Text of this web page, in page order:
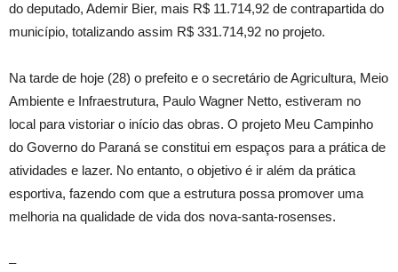
do deputado, Ademir Bier, mais R$ 11.714,92 de contrapartida do
município, totalizando assim R$ 331.714,92 no projeto.
Na tarde de hoje (28) o prefeito e o secretário de Agricultura, Meio
Ambiente e Infraestrutura, Paulo Wagner Netto, estiveram no
local para vistoriar o início das obras. O projeto Meu Campinho
do Governo do Paraná se constitui em espaços para a prática de
atividades e lazer. No entanto, o objetivo é ir além da prática
esportiva, fazendo com que a estrutura possa promover uma
melhoria na qualidade de vida dos nova-santa-rosenses.
–